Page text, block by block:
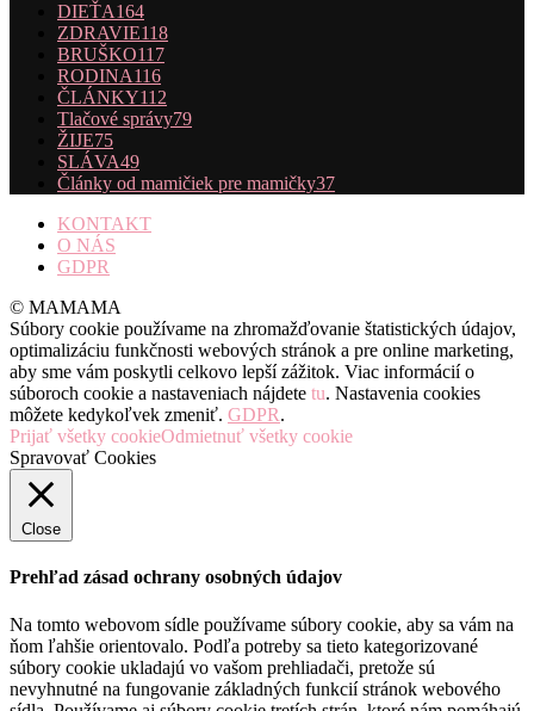
DIEŤA164
ZDRAVIE118
BRUŠKO117
RODINA116
ČLÁNKY112
Tlačové správy79
ŽIJE75
SLÁVA49
Články od mamičiek pre mamičky37
KONTAKT
O NÁS
GDPR
© MAMAMA
Súbory cookie používame na zhromažďovanie štatistických údajov,
optimalizáciu funkčnosti webových stránok a pre online marketing,
aby sme vám poskytli celkovo lepší zážitok. Viac informácií o
súboroch cookie a nastaveniach nájdete tu. Nastavenia cookies
môžete kedykoľvek zmeniť. GDPR.
Prijať všetky cookieOdmietnuť všetky cookie
Spravovať Cookies
Close
Prehľad zásad ochrany osobných údajov
Na tomto webovom sídle používame súbory cookie, aby sa vám na
ňom ľahšie orientovalo. Podľa potreby sa tieto kategorizované
súbory cookie ukladajú vo vašom prehliadači, pretože sú
nevyhnutné na fungovanie základných funkcií stránok webového